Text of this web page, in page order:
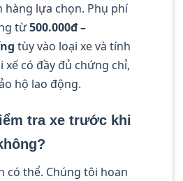
hàng lựa chọn. Phụ phí
từ500.000đ –
tùy vào loại xe và tính
xế có đầy đủ chứng chỉ,
hộ lao động.
tra xe trước khi
có thể. Chúng tôi hoan